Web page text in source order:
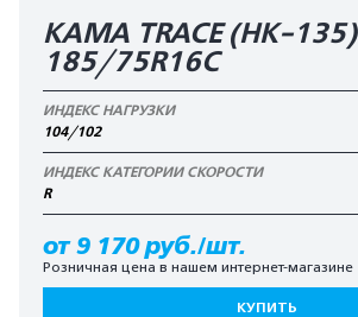
KAMA TRACE (HK-135)
185/75R16C
ИНДЕКС НАГРУЗКИ
104/102
ИНДЕКС КАТЕГОРИИ СКОРОСТИ
R
от 9 170 руб./шт.
Розничная цена в нашем интернет-магазине
КУПИТЬ